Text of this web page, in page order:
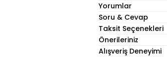
Yorumlar
Soru & Cevap
Taksit Seçenekleri
Önerileriniz
Alışveriş Deneyimi